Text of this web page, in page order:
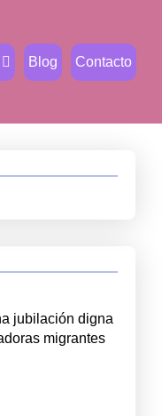
Blog Contacto
jubilación digna
migrantes